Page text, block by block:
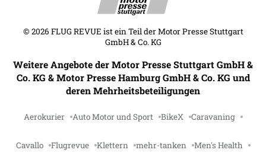
© 2026 FLUG REVUE ist ein Teil der Motor Presse Stuttgart
GmbH & Co. KG
Weitere Angebote der Motor Presse Stuttgart GmbH &
Co. KG & Motor Presse Hamburg GmbH & Co. KG und
deren Mehrheitsbeteiligungen
Aerokurier Auto Motor und Sport BikeX Caravaning
Cavallo Flugrevue Klettern mehr-tanken Men's Health